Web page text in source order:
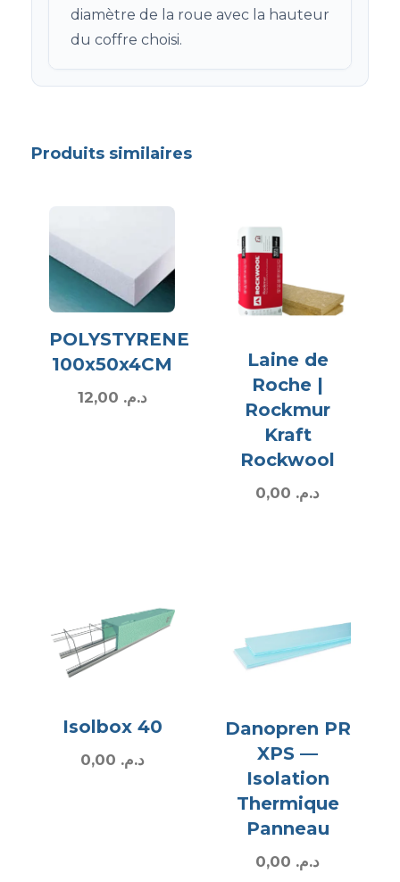
diamètre de la roue avec la hauteur
du coffre choisi.
Produits similaires
POLYSTYRENE
100x50x4CM
د.م.
Laine de
Roche |
Rockmur
Kraft
Rockwool
د.م.
Isolbox 40
د.م.
Danopren PR
XPS —
Isolation
Thermique
Panneau
د.م.